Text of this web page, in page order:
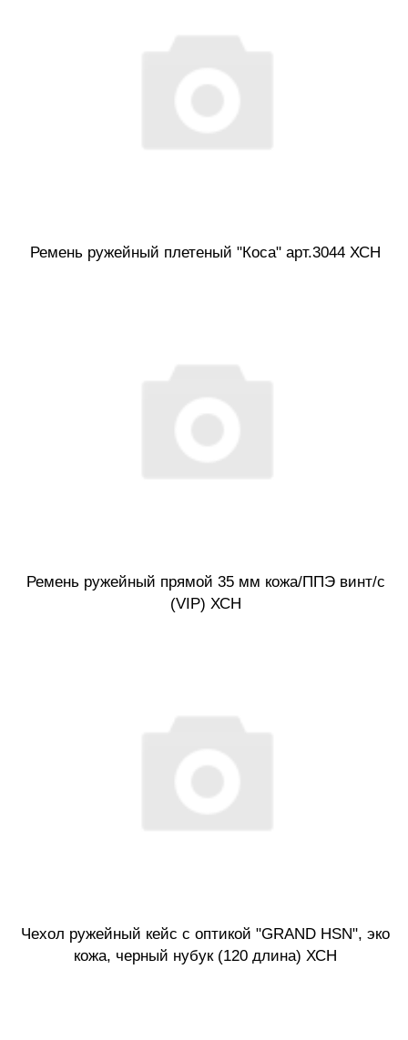
Ремень ружейный плетеный "Коса" арт.3044 ХСН
Ремень ружейный прямой 35 мм кожа/ППЭ винт/с
(VIP) ХСН
Чехол ружейный кейс с оптикой "GRAND HSN", эко
кожа, черный нубук (120 длина) ХСН